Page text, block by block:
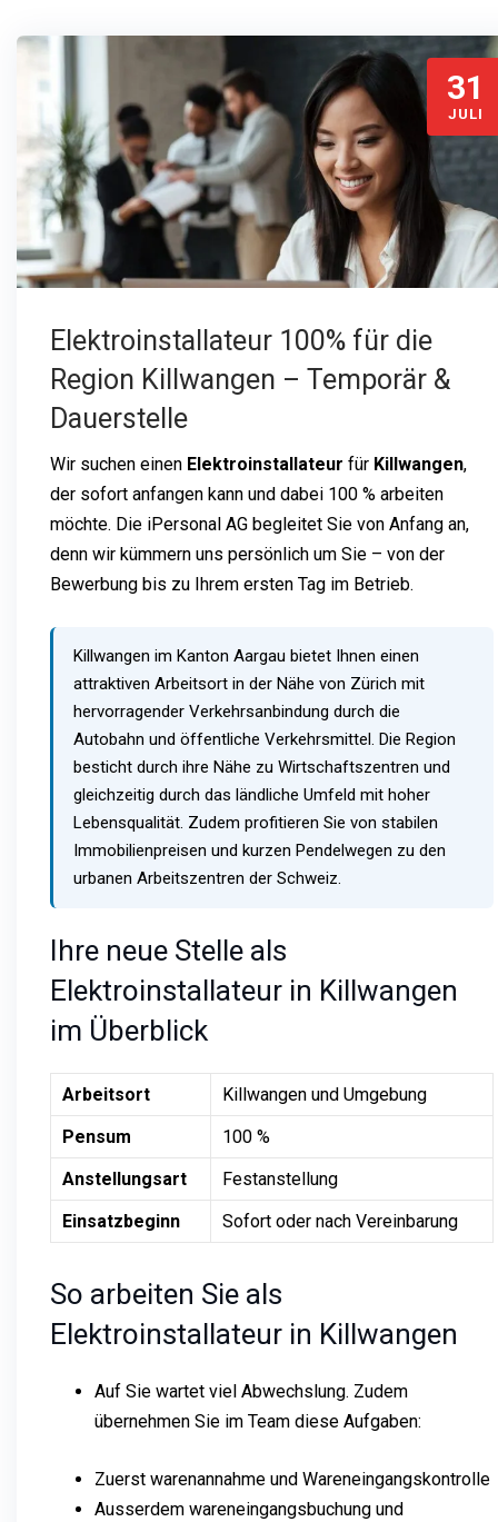
31
JULI
Elektroinstallateur 100% für die
Region Killwangen – Temporär &
Dauerstelle
Wir suchen einen Elektroinstallateur für Killwangen,
der sofort anfangen kann und dabei 100 % arbeiten
möchte. Die iPersonal AG begleitet Sie von Anfang an,
denn wir kümmern uns persönlich um Sie – von der
Bewerbung bis zu Ihrem ersten Tag im Betrieb.
Killwangen im Kanton Aargau bietet Ihnen einen
attraktiven Arbeitsort in der Nähe von Zürich mit
hervorragender Verkehrsanbindung durch die
Autobahn und öffentliche Verkehrsmittel. Die Region
besticht durch ihre Nähe zu Wirtschaftszentren und
gleichzeitig durch das ländliche Umfeld mit hoher
Lebensqualität. Zudem profitieren Sie von stabilen
Immobilienpreisen und kurzen Pendelwegen zu den
urbanen Arbeitszentren der Schweiz.
Ihre neue Stelle als
Elektroinstallateur in Killwangen
im Überblick
Arbeitsort
Killwangen und Umgebung
Pensum
100 %
Anstellungsart
Festanstellung
Einsatzbeginn
Sofort oder nach Vereinbarung
So arbeiten Sie als
Elektroinstallateur in Killwangen
Auf Sie wartet viel Abwechslung. Zudem
übernehmen Sie im Team diese Aufgaben:
Zuerst warenannahme und Wareneingangskontrolle
Ausserdem wareneingangsbuchung und